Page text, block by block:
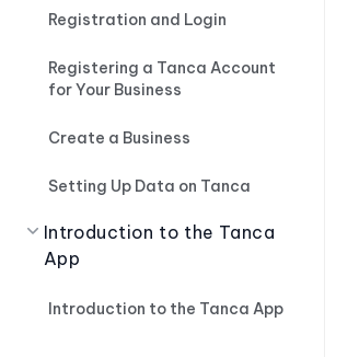
Registration and Login
Registering a Tanca Account
for Your Business
Create a Business
Setting Up Data on Tanca
Introduction to the Tanca
App
Introduction to the Tanca App